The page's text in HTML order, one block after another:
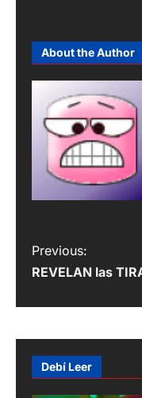
About the Author
P
o
s
t
n
Previous:
REVELAN las
Debí Leer